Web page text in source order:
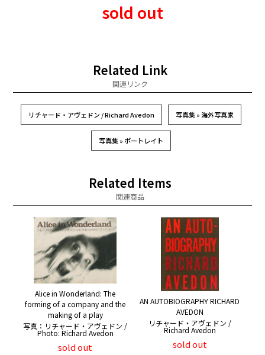
sold out
Related Link
関連リンク
リチャード・アヴェドン / Richard Avedon 写真集 » 海外写真家
写真集 » ポートレイト
Related Items
関連商品
Alice in Wonderland: The
forming of a company and the
making of a play
写真：リチャード・アヴェドン /
Photo: Richard Avedon
sold out
AN AUTOBIOGRAPHY RICHARD
AVEDON
リチャード・アヴェドン /
Richard Avedon
sold out